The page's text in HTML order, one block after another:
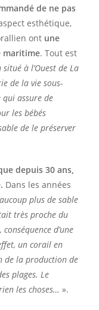
de ne pas
esthétique,
ont une
maritime. Tout est
à l’Ouest de La
de la vie sous-
assure de
les bébés
de le préserver
depuis 30 ans,
Dans les années
plus de sable
très proche du
d’une
un corail en
de la production de
plages. Le
les choses… ».